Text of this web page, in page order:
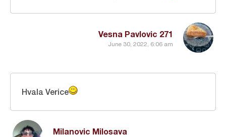
Vesna Pavlovic 271
June 30, 2022, 6:06 am
Milanovic Milosava
Hvala Verice